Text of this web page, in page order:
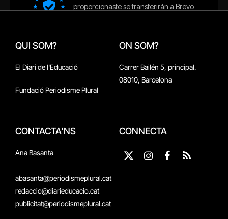
QUI SOM?
El Diari de l'Educació
Fundació Periodisme Plural
ON SOM?
Carrer Bailén 5, principal.
08010, Barcelona
CONTACTA'NS
Ana Basanta
abasanta@periodismeplural.cat
redaccio@diarieducacio.cat
publicitat@periodismeplural.cat
CONNECTA
X
InstagramFacebook
RSS